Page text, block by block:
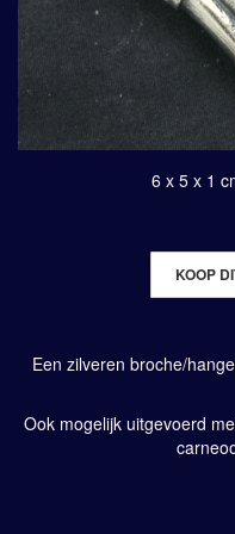
6 x 5 x 1
KOOP
Een zilveren broche/
Ook mogelijk uitgevoerd